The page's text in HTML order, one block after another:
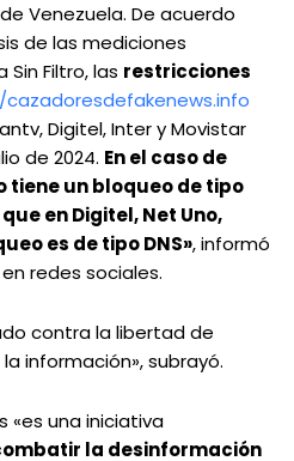
Venezuela. De acuerdo
de las mediciones
Filtro, las restricciones
Digitel, Inter y Movistar
de 2024. En el caso de
tiene un bloqueo de tipo
en Digitel, Net Uno,
es de tipo DNS», informó
redes sociales.
contra la libertad de
información», subrayó.
«es una iniciativa
la desinformación